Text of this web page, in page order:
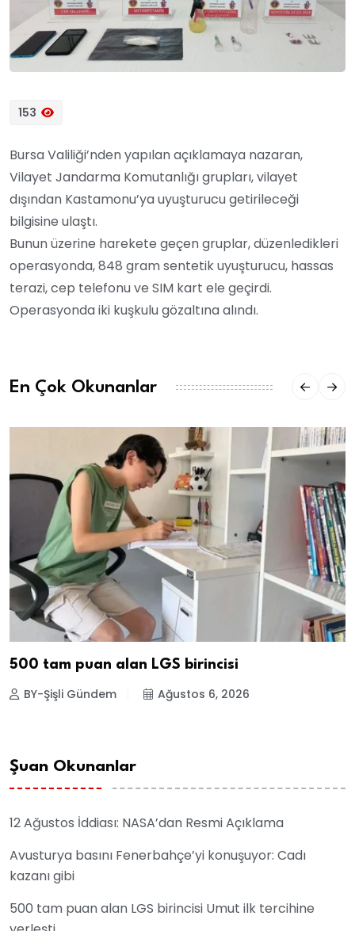
153
Bursa Valiliği’nden yapılan açıklamaya nazaran,
Vilayet Jandarma Komutanlığı grupları, vilayet
dışından Kastamonu’ya uyuşturucu getirileceği
bilgisine ulaştı.
Bunun üzerine harekete geçen gruplar, düzenledikleri
operasyonda, 848 gram sentetik uyuşturucu, hassas
terazi, cep telefonu ve SIM kart ele geçirdi.
Operasyonda iki kuşkulu gözaltına alındı.
En Çok Okunanlar
500 tam puan alan LGS birincisi
BY-Şişli Gündem Ağustos 6, 2026
Şuan Okunanlar
12 Ağustos İddiası: NASA’dan Resmi Açıklama
Avusturya basını Fenerbahçe’yi konuşuyor: Cadı
kazanı gibi
500 tam puan alan LGS birincisi Umut ilk tercihine